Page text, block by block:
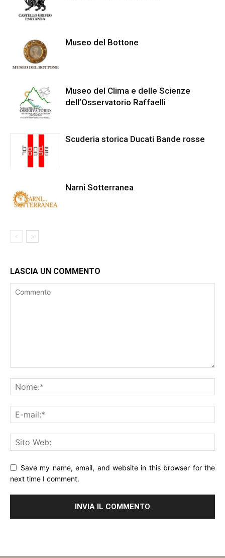
Museo del Bottone
Museo del Clima e delle Scienze
dell’Osservatorio Raffaelli
Scuderia storica Ducati Bande rosse
Narni Sotterranea
LASCIA UN COMMENTO
Save my name, email, and website in this browser for the
next time I comment.